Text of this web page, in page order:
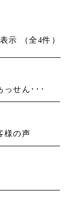
示 （全4件）
っせん･･･
様の声